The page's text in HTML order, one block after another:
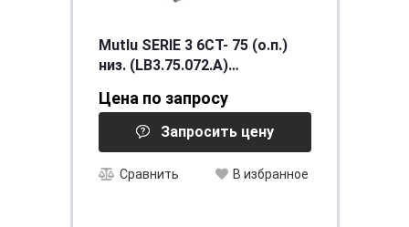
Mutlu SERIE 3 6CT- 75 (о.п.)
низ. (LB3.75.072.A)
[д278ш175в175/720]
Цена по запросу
Запросить цену
Сравнить В избранное